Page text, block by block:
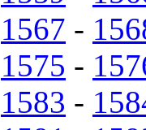
1567 -
1575 -
1583 -